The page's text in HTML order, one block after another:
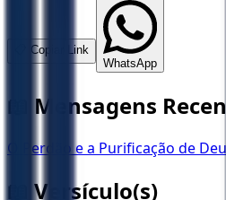
📋 Copiar Link
WhatsApp
📖 Mensagens
O Perdão e a Purificação de
📖 Versículo(s)